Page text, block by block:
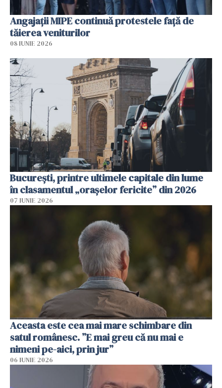
Angajaţii MIPE continuă protestele faţă de
tăierea veniturilor
08 IUNIE 2026
București, printre ultimele capitale din lume
în clasamentul „orașelor fericite” din 2026
07 IUNIE 2026
Aceasta este cea mai mare schimbare din
satul românesc. ”E mai greu că nu mai e
nimeni pe-aici, prin jur”
06 IUNIE 2026